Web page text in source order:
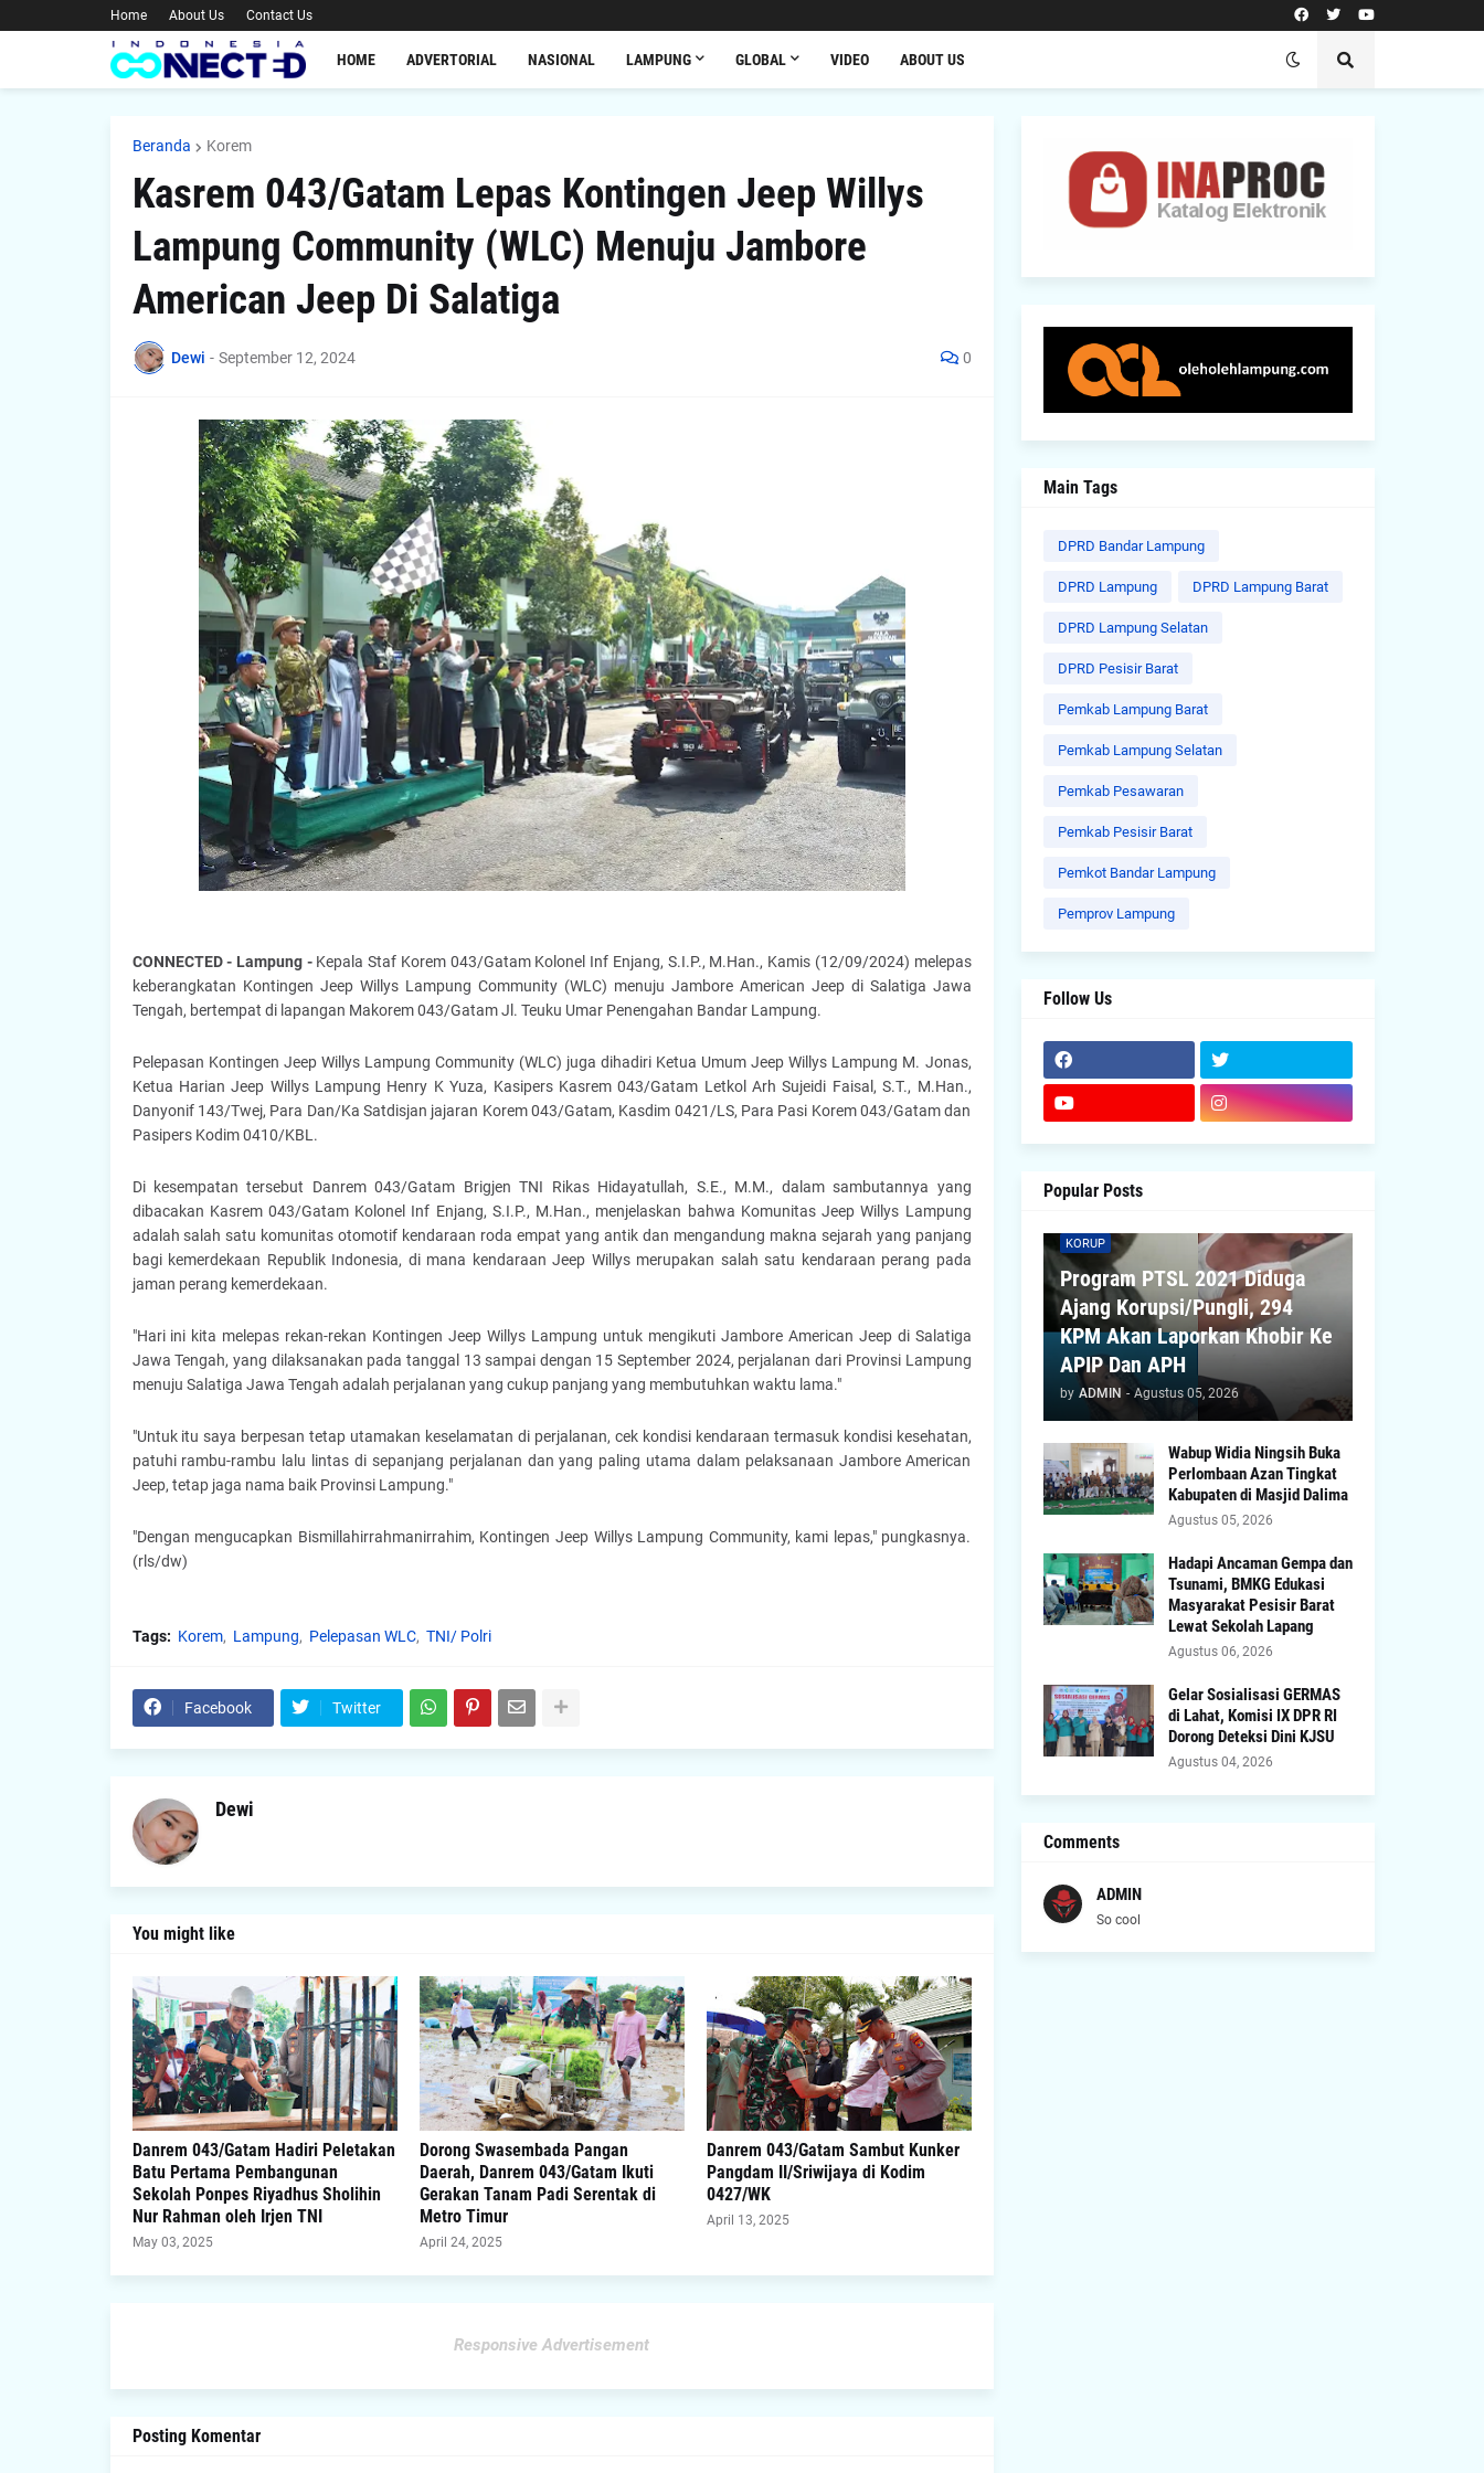
Home About Us Contact Us
HOME ADVERTORIAL NASIONAL LAMPUNG GLOBAL VIDEO ABOUT US
Beranda Korem
Kasrem 043/Gatam Lepas Kontingen Jeep Willys
Lampung Community (WLC) Menuju Jambore
American Jeep Di Salatiga
Dewi - September 12, 2024 0
CONNECTED - Lampung - Kepala Staf Korem 043/Gatam Kolonel Inf Enjang, S.I.P., M.Han., Kamis (12/09/2024) melepas
keberangkatan Kontingen Jeep Willys Lampung Community (WLC) menuju Jambore American Jeep di Salatiga Jawa
Tengah, bertempat di lapangan Makorem 043/Gatam Jl. Teuku Umar Penengahan Bandar Lampung.
Pelepasan Kontingen Jeep Willys Lampung Community (WLC) juga dihadiri Ketua Umum Jeep Willys Lampung M. Jonas,
Ketua Harian Jeep Willys Lampung Henry K Yuza, Kasipers Kasrem 043/Gatam Letkol Arh Sujeidi Faisal, S.T., M.Han.,
Danyonif 143/Twej, Para Dan/Ka Satdisjan jajaran Korem 043/Gatam, Kasdim 0421/LS, Para Pasi Korem 043/Gatam dan
Pasipers Kodim 0410/KBL.
Di kesempatan tersebut Danrem 043/Gatam Brigjen TNI Rikas Hidayatullah, S.E., M.M., dalam sambutannya yang
dibacakan Kasrem 043/Gatam Kolonel Inf Enjang, S.I.P., M.Han., menjelaskan bahwa Komunitas Jeep Willys Lampung
adalah salah satu komunitas otomotif kendaraan roda empat yang antik dan mengandung makna sejarah yang panjang
bagi kemerdekaan Republik Indonesia, di mana kendaraan Jeep Willys merupakan salah satu kendaraan perang pada
jaman perang kemerdekaan.
"Hari ini kita melepas rekan-rekan Kontingen Jeep Willys Lampung untuk mengikuti Jambore American Jeep di Salatiga
Jawa Tengah, yang dilaksanakan pada tanggal 13 sampai dengan 15 September 2024, perjalanan dari Provinsi Lampung
menuju Salatiga Jawa Tengah adalah perjalanan yang cukup panjang yang membutuhkan waktu lama."
"Untuk itu saya berpesan tetap utamakan keselamatan di perjalanan, cek kondisi kendaraan termasuk kondisi kesehatan,
patuhi rambu-rambu lalu lintas di sepanjang perjalanan dan yang paling utama dalam pelaksanaan Jambore American
Jeep, tetap jaga nama baik Provinsi Lampung."
"Dengan mengucapkan Bismillahirrahmanirrahim, Kontingen Jeep Willys Lampung Community, kami lepas," pungkasnya.
(rls/dw)
Tags: Korem Lampung Pelepasan WLC TNI/ Polri
Facebook Twitter
Dewi
You might like
Danrem 043/Gatam Hadiri Peletakan
Batu Pertama Pembangunan
Sekolah Ponpes Riyadhus Sholihin
Nur Rahman oleh Irjen TNI
May 03, 2025
Dorong Swasembada Pangan
Daerah, Danrem 043/Gatam Ikuti
Gerakan Tanam Padi Serentak di
Metro Timur
April 24, 2025
Danrem 043/Gatam Sambut Kunker
Pangdam II/Sriwijaya di Kodim
0427/WK
April 13, 2025
Responsive Advertisement
Posting Komentar
Main Tags
DPRD Bandar Lampung
DPRD Lampung DPRD Lampung Barat
DPRD Lampung Selatan
DPRD Pesisir Barat
Pemkab Lampung Barat
Pemkab Lampung Selatan
Pemkab Pesawaran
Pemkab Pesisir Barat
Pemkot Bandar Lampung
Pemprov Lampung
Follow Us
Popular Posts
KORUP
Program PTSL 2021 Diduga
Ajang Korupsi/Pungli, 294
KPM Akan Laporkan Khobir Ke
APIP Dan APH
by ADMIN - Agustus 05, 2026
Wabup Widia Ningsih Buka
Perlombaan Azan Tingkat
Kabupaten di Masjid Dalima
Agustus 05, 2026
Hadapi Ancaman Gempa dan
Tsunami, BMKG Edukasi
Masyarakat Pesisir Barat
Lewat Sekolah Lapang
Agustus 06, 2026
Gelar Sosialisasi GERMAS
di Lahat, Komisi IX DPR RI
Dorong Deteksi Dini KJSU
Agustus 04, 2026
Comments
ADMIN
So cool